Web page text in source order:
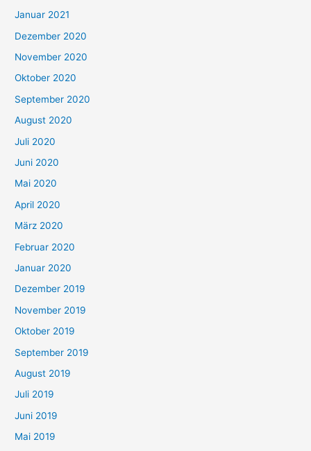
Januar 2021
Dezember 2020
November 2020
Oktober 2020
September 2020
August 2020
Juli 2020
Juni 2020
Mai 2020
April 2020
März 2020
Februar 2020
Januar 2020
Dezember 2019
November 2019
Oktober 2019
September 2019
August 2019
Juli 2019
Juni 2019
Mai 2019